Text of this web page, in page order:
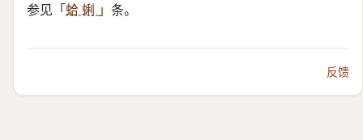
参见 「 蛤 蜊 」 条。
反馈